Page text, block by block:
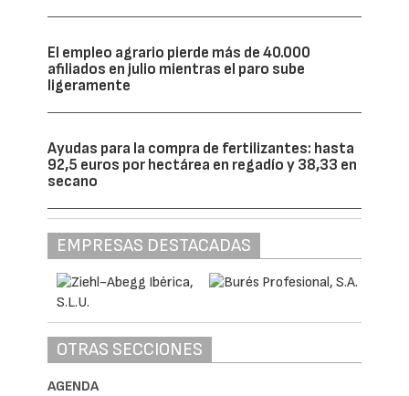
El empleo agrario pierde más de 40.000
afiliados en julio mientras el paro sube
ligeramente
Ayudas para la compra de fertilizantes: hasta
92,5 euros por hectárea en regadío y 38,33 en
secano
EMPRESAS DESTACADAS
OTRAS SECCIONES
AGENDA